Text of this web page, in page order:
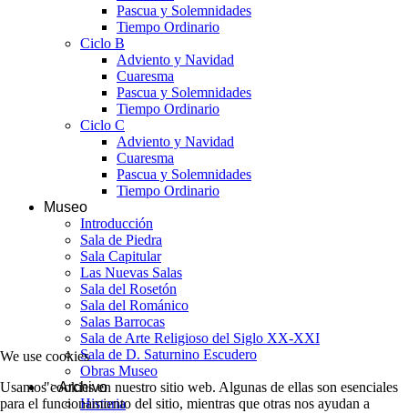
Pascua y Solemnidades
Tiempo Ordinario
Ciclo B
Adviento y Navidad
Cuaresma
Pascua y Solemnidades
Tiempo Ordinario
Ciclo C
Adviento y Navidad
Cuaresma
Pascua y Solemnidades
Tiempo Ordinario
Museo
Introducción
Sala de Piedra
Sala Capitular
Las Nuevas Salas
Sala del Rosetón
Sala del Románico
Salas Barrocas
Sala de Arte Religioso del Siglo XX-XXI
Sala de D. Saturnino Escudero
Obras Museo
">Archivo
Historia
We use cookies
Usamos cookies en nuestro sitio web. Algunas de ellas son esenciales
para el funcionamiento del sitio, mientras que otras nos ayudan a